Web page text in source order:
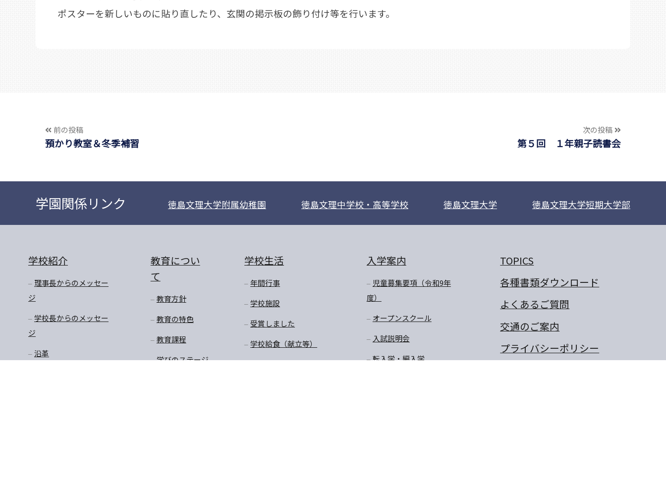
ポスターを新しいものに貼り直したり、玄関の掲示板の飾り付け等を行います。
次の投稿
第５回 １年親子読書会
前の投稿
預かり教室＆冬季補習
学園関係リンク 徳島文理大学附属幼稚園 徳島文理中学校・高等学校 徳島文理大学 徳島文理大学短期大学部
学校紹介
理事長からのメッセー
ジ
学校長からのメッセー
ジ
沿革
教育につい
て
教育方針
教育の特色
教育課程
学びのステージ
学校生活
年間行事
学校施設
受賞しました
学校給食（献立等）
放課後預かり教室
入学案内
児童募集要項（令和9年
度）
オープンスクール
入試説明会
転入学・編入学
TOPICS
各種書類ダウンロード
よくあるご質問
交通のご案内
プライバシーポリシー